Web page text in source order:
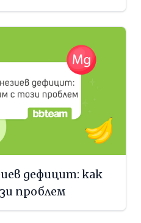
дефицит: как
проблем